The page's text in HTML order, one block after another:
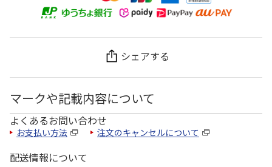
シェアする
マークや記載内容について
よくあるお問い合わせ
お支払い方法 注文のキャンセルについて
配送情報について